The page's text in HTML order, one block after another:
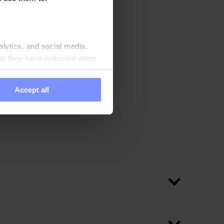
and social media.
they have collected when
Accept all
calidad, todos